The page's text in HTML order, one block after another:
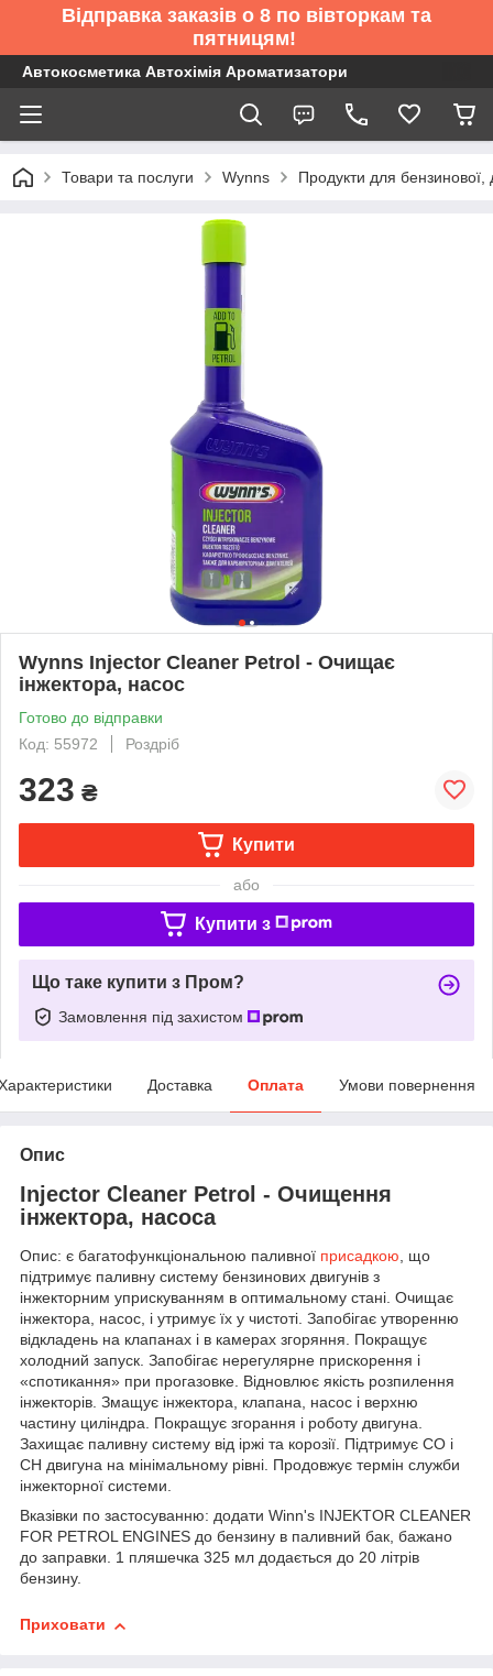
Відправка заказів о 8 по вівторкам та
пятницям!
Автокосметика Автохімія Ароматизатори
Товари та послуги Wynns Продукти для бензинової,
Wynns Injector Cleaner Petrol - Очищає
інжектора, насос
Готово до відправки
Код: 55972
Роздріб
323 ₴
Купити
або
Купити з
Що таке купити з Пром?
Замовлення під захистом
Доставка Оплата Умови повернення
Опис
Injector Cleaner Petrol - Очищення
інжектора, насоса
Опис: є багатофункціональною паливної присадкою, що
підтримує паливну систему бензинових двигунів з
інжекторним уприскуванням в оптимальному стані. Очищає
інжектора, насос, і утримує їх у чистоті. Запобігає утворенню
відкладень на клапанах і в камерах згоряння. Покращує
холодний запуск. Запобігає нерегулярне прискорення і
«спотикання» при прогазовке. Відновлює якість розпилення
інжекторів. Змащує інжектора, клапана, насос і верхню
частину циліндра. Покращує згорання і роботу двигуна.
Захищає паливну систему від іржі та корозії. Підтримує СО і
СН двигуна на мінімальному рівні. Продовжує термін служби
інжекторної системи.
Вказівки по застосуванню: додати Winn's INJEKTOR CLEANER
FOR PETROL ENGINES до бензину в паливний бак, бажано
до заправки. 1 пляшечка 325 мл додається до 20 літрів
бензину.
Приховати